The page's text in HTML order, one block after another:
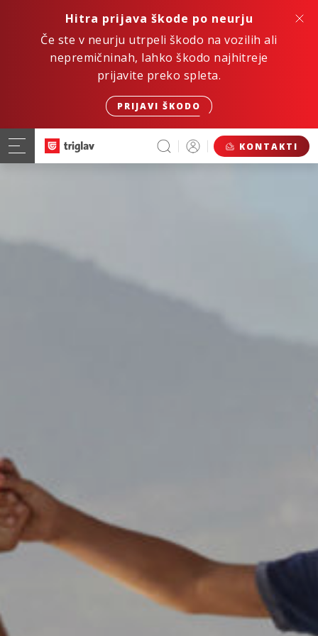
Hitra prijava škode po neurju
Če ste v neurju utrpeli škodo na vozilih ali
nepremičninah, lahko škodo najhitreje
prijavite preko spleta.
PRIJAVI ŠKODO
KONTAKTI